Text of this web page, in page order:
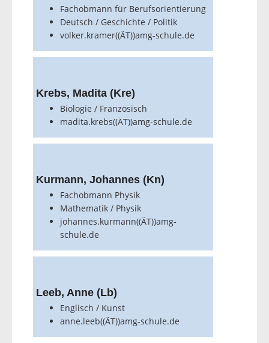
Fachobmann für Berufsorientierung
Deutsch / Geschichte / Politik
volker.kramer((ÄT))amg-schule.de
Krebs, Madita (Kre)
Biologie / Französisch
madita.krebs((ÄT))amg-schule.de
Kurmann, Johannes (Kn)
Fachobmann Physik
Mathematik / Physik
johannes.kurmann((ÄT))amg-
schule.de
Leeb, Anne (Lb)
Englisch / Kunst
anne.leeb((ÄT))amg-schule.de